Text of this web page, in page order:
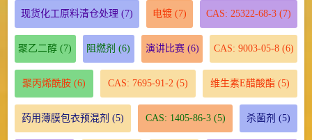
现货化工原料清仓处理 (7) 电镀 (7) CAS: 25322-68-3 (7)
聚乙二醇 (7) 阻燃剂 (6) 演讲比赛(6) CAS: 9003-05-8(6)
聚丙烯酰胺(6) CAS: 7695-91-2 (5) 维生素E醋酸酯 (5)
药用薄膜包衣预混剂 (5) CAS: 1405-86-3(5) 杀菌剂 (5)